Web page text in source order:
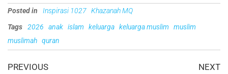
Posted in Inspirasi 1027 Khazanah MQ
Tags
2026 anak islam keluarga keluarga muslim
muslim
muslimah quran
PREVIOUS
NEXT